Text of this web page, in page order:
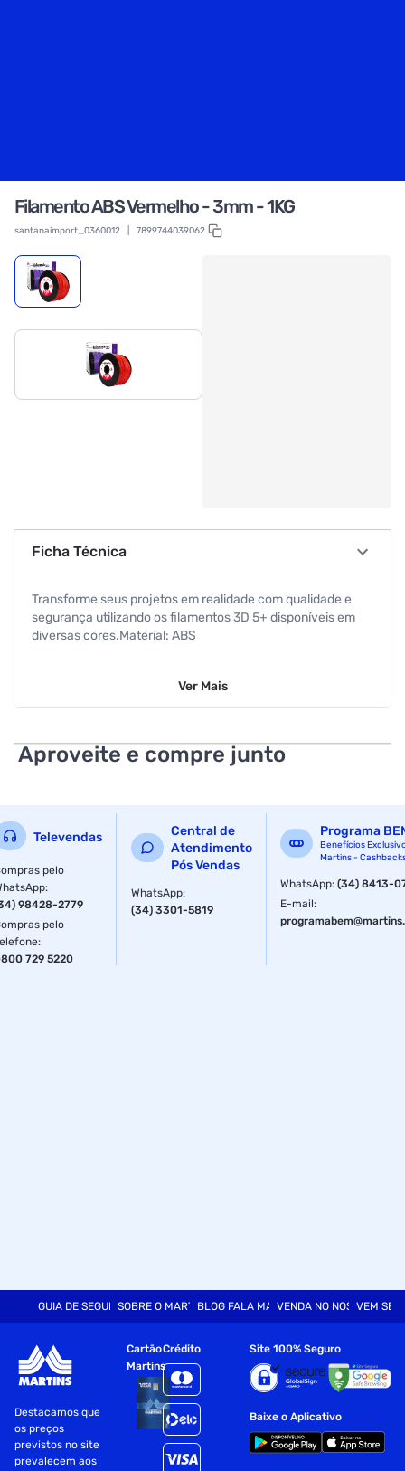
Filamento ABS Vermelho - 3mm - 1KG
santanaimport_0360012 7899744039062
Ficha Técnica
Transforme seus projetos em realidade com qualidade e
segurança utilizando os filamentos 3D 5+ disponíveis em
diversas cores.Material: ABS
Peso: 1Kg
Ver Mais
Aproveite e compre junto
Televendas
pelo
:
98428-2779
pelo
:
729 5220
Central de
Atendimento
Pós Vendas
WhatsApp:
(34) 3301-5819
Programa
Benefícios
Martins -
WhatsApp:(34) 8413-
E-mail:
GUIA DE SEGURANÇASOBRE O MARTINSBLOG FALA MARTVENDA NO NOSSO SITE
VEM SER
Destacamos que
os preços
previstos no site
prevalecem aos
Cartão
Martins
Crédito Site 100% Seguro
Baixe o Aplicativo